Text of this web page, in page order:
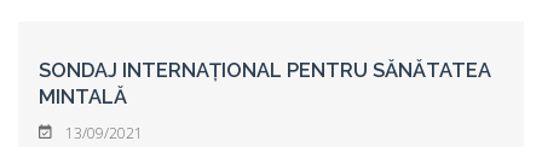
SONDAJ INTERNAȚIONAL PENTRU SĂNĂTATEA
MINTALĂ
13/09/2021